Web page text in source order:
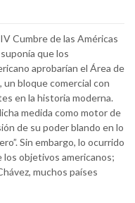
Cumbre de las Américas
que los
aprobarían el Área de
un bloque comercial con
en la historia moderna.
medida como motor de
de su poder blando en lo
Sin embargo, lo ocurrido
objetivos americanos;
muchos países